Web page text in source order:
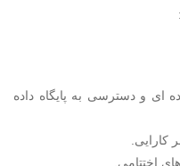
ای و دسترسی به پایگاه داده
کارایی.
اختتامی.